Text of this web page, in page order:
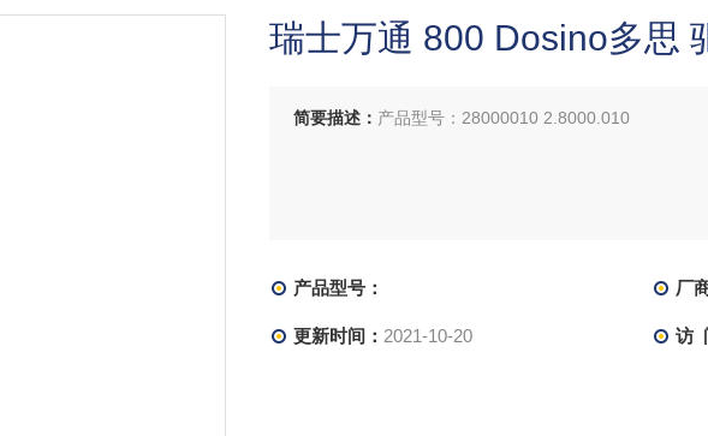
瑞士万通 800 Dosino多思
简要描述： 产品型号：28000010 2.8000.010
产品型号： 厂
更新时间： 2021-10-20 访